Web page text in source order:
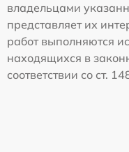
владельцами
представляет их
работ выполняются
находящихся в
соответствии со ст.